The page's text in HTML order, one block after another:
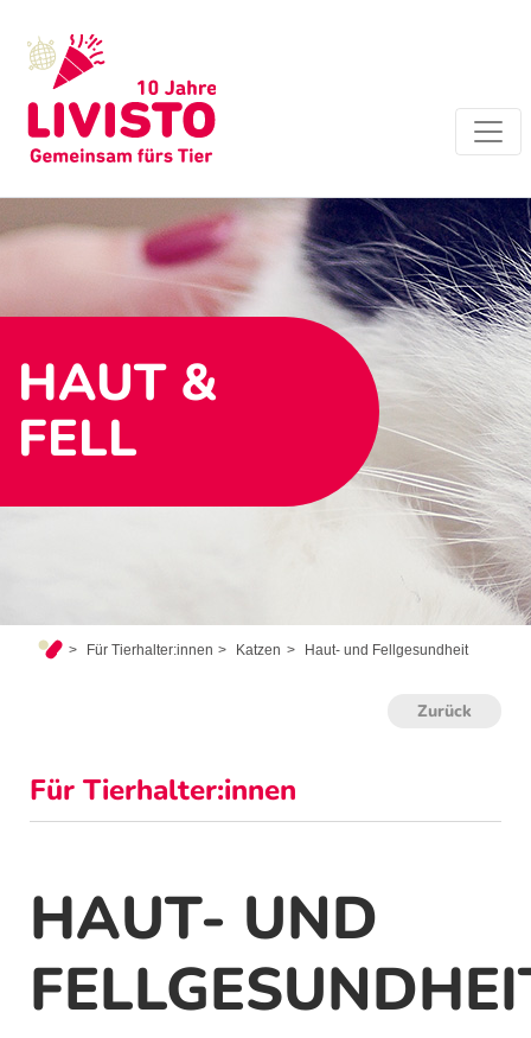
HAUT &
FELL
Für Tierhalter:innen Katzen Haut- und Fellgesundheit
Zurück
Für Tierhalter:innen
HAUT- UND